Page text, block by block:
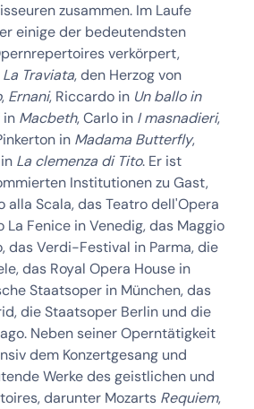
zusammen. Im Laufe
einige der bedeutendsten
verkörpert,
La Traviata, den Herzog von
, Ernani, Riccardo in Un ballo in
in Macbeth, Carlo in I masnadieri,
in Madama Butterfly,
La clemenza di Tito. Er ist
Institutionen zu Gast,
alla Scala, das Teatro dell'Opera
La Fenice in Venedig, das Maggio
das Verdi-Festival in Parma, die
das Royal Opera House in
Staatsoper in München, das
die Staatsoper Berlin und die
Neben seiner Operntätigkeit
dem Konzertgesang und
Werke des geistlichen und
darunter Mozarts Requiem,